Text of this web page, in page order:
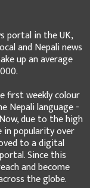
portal in the UK,
and Nepali news
up an average
first weekly colour
Nepali language -
due to the high
popularity over
to a digital
Since this
and become
the globe.